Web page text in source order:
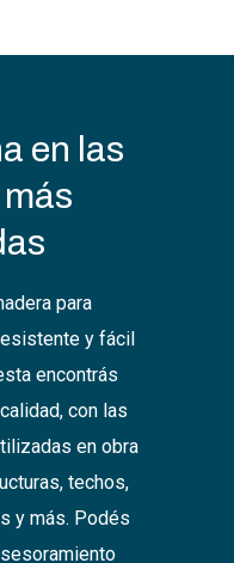
con
en las
para
y fácil
encontrás
con las
en obra
techos,
y más. Podés